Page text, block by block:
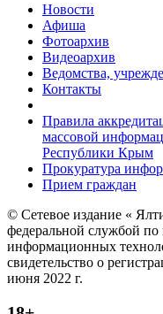
Новости
Афиша
Фотоархив
Видеоархив
Ведомства,
Контакты
Правила
массовой
Республики Крым
Прокуратура
Прием граждан
© Сетевое издание «
федеральной службой по
информационных
свидетельство о
июня 2022 г.